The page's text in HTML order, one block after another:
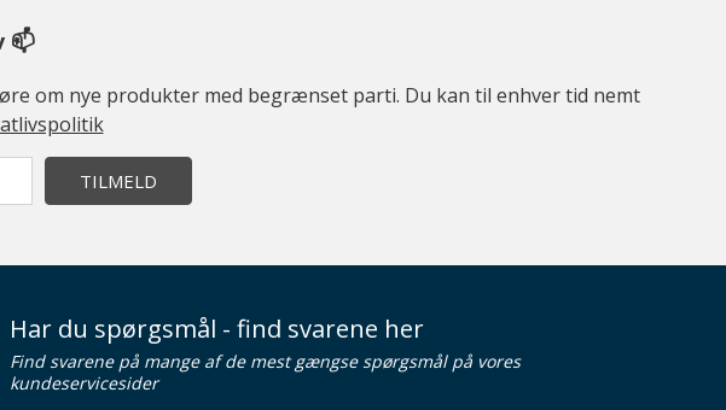
📫
om nye produkter med begrænset parti. Du kan til enhver tid nemt
TILMELD
Har du spørgsmål - find svarene her
Find svarene på mange af de mest gængse spørgsmål på vores
kundeservicesider